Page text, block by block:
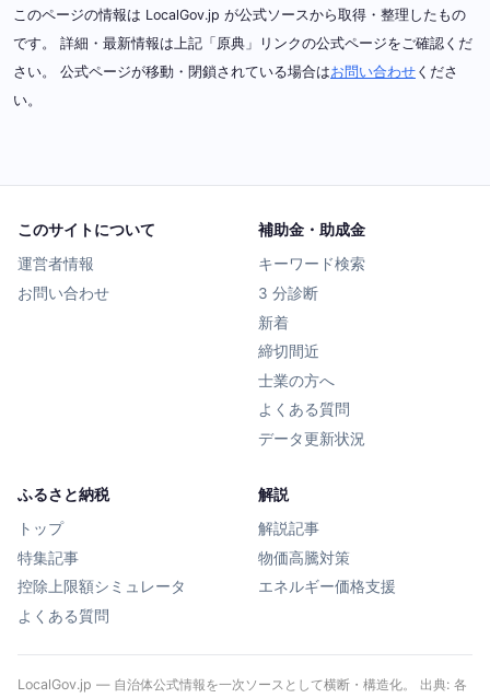
このページの情報は LocalGov.jp が公式ソースから取得・整理したもの
です。 詳細・最新情報は上記「原典」リンクの公式ページをご確認くだ
さい。 公式ページが移動・閉鎖されている場合はお問い合わせ くださ
い。
このサイトについて
運営者情報
お問い合わせ
補助金・助成金
キーワード検索
3 分診断
新着
締切間近
士業の方へ
よくある質問
データ更新状況
ふるさと納税
トップ
特集記事
控除上限額シミュレータ
よくある質問
解説
解説記事
物価高騰対策
エネルギー価格支援
LocalGov.jp — 自治体公式情報を一次ソースとして横断・構造化。 出典: 各